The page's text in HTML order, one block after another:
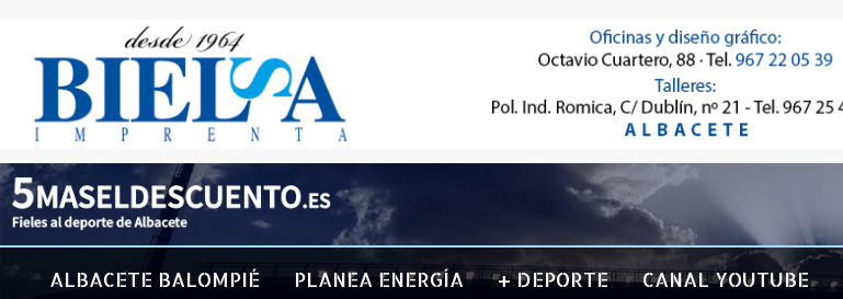
ALBACETE BALOMPIÉ PLANEA ENERGÍA + DEPORTE CANAL YOUTUBE